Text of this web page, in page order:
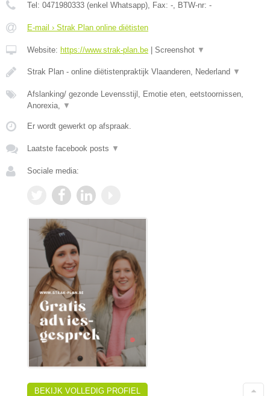
Tel: 0471980333 (enkel Whatsapp), Fax: -, BTW-nr: -
E-mail › Strak Plan online diëtisten
Website: https://www.strak-plan.be Screenshot ▼
Strak Plan - online diëtistenpraktijk Vlaanderen, Nederland ▼
Afslanking/ gezonde Levensstijl, Emotie eten, eetstoornissen,
Anorexia, ▼
Er wordt gewerkt op afspraak.
Laatste facebook posts ▼
Sociale media:
BEKIJK VOLLEDIG PROFIEL